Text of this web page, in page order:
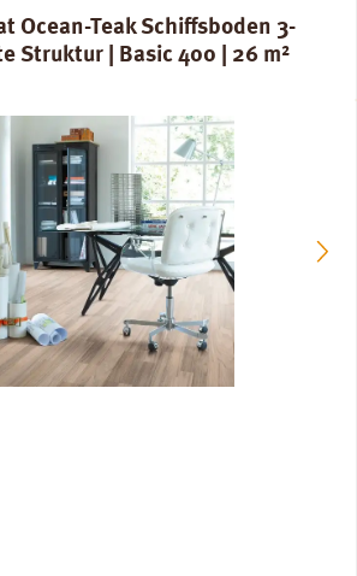
Ocean-Teak Schiffsboden 3-
Struktur | Basic 400 | 26 m²